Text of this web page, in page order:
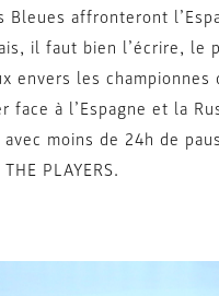
Bleues affronteront
il faut bien l’écrire, le
envers les championnes
face à l’Espagne et la
moins de 24h de
PLAYERS.